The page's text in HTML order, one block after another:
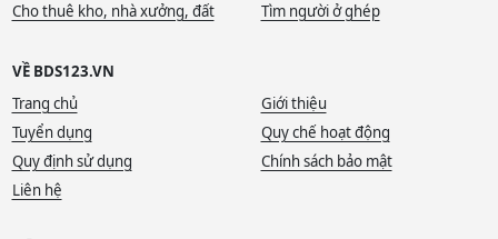
Cho thuê kho, nhà xưởng, đất
Tìm người ở ghép
VỀ BDS123.VN
Trang chủ
Giới thiệu
Tuyển dụng
Quy chế hoạt động
Quy định sử dụng
Chính sách bảo mật
Liên hệ